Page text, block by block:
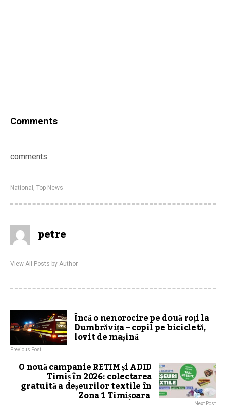
Comments
comments
National Top News
petre
View All Posts by Author
Încă o nenorocire pe două roți la
Dumbrăvița – copil pe bicicletă,
lovit de mașină
Previous Post
O nouă campanie RETIM și ADID
Timiș în 2026: colectarea
gratuită a deșeurilor textile în
Zona 1 Timișoara Next Post